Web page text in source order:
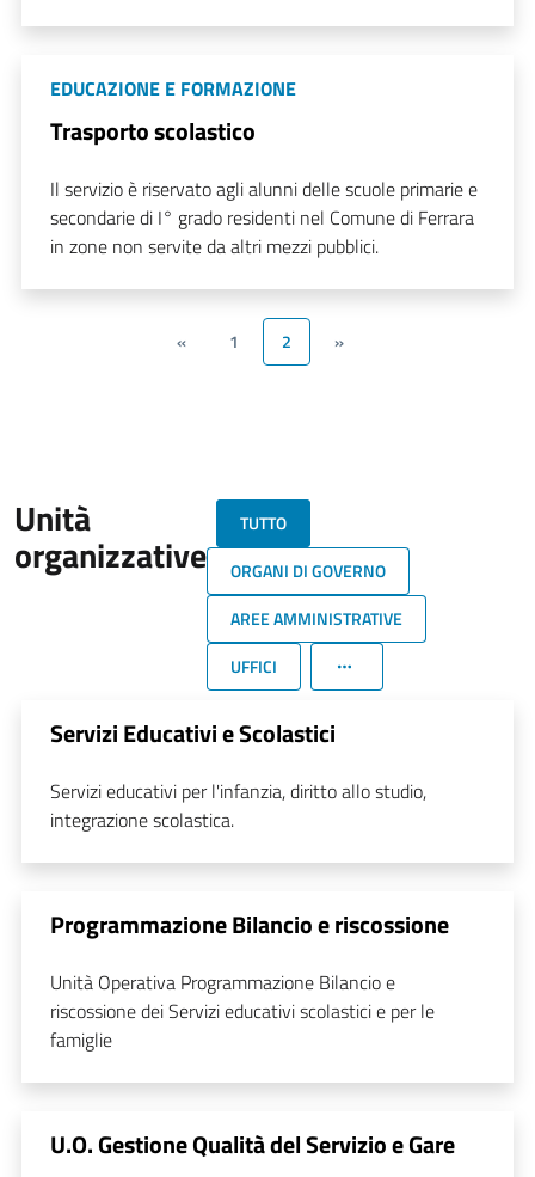
EDUCAZIONE E FORMAZIONE
Trasporto scolastico
Il servizio è riservato agli alunni delle scuole primarie e
secondarie di I° grado residenti nel Comune di Ferrara
in zone non servite da altri mezzi pubblici.
« 1 2 »
Unità
organizzative
TUTTO
ORGANI DI GOVERNO
AREE AMMINISTRATIVE
UFFICI
Servizi Educativi e Scolastici
Servizi educativi per l'infanzia, diritto allo studio,
integrazione scolastica.
Programmazione Bilancio e riscossione
Unità Operativa Programmazione Bilancio e
riscossione dei Servizi educativi scolastici e per le
famiglie
U.O. Gestione Qualità del Servizio e Gare